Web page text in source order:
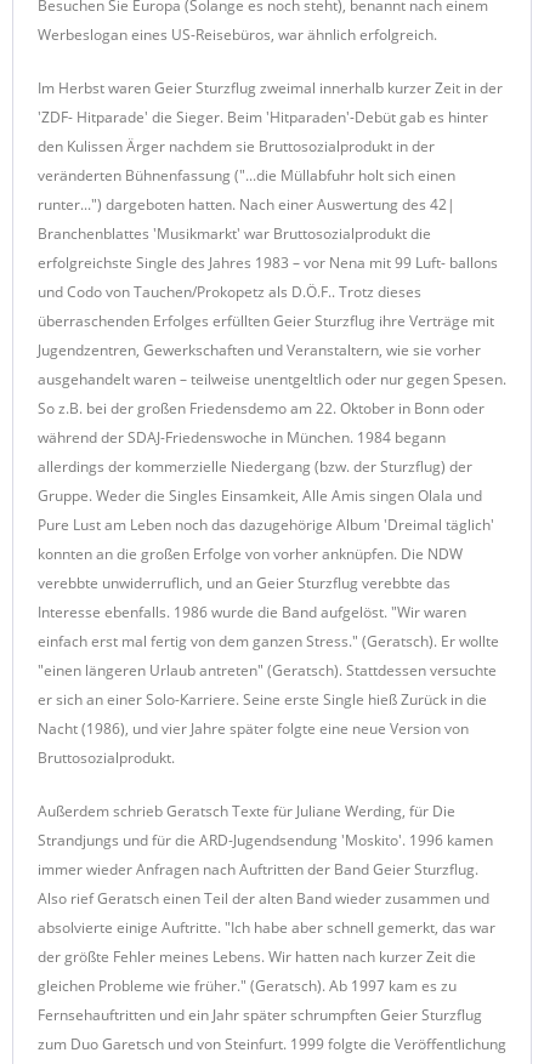
Besuchen Sie Europa (Solange es noch steht), benannt nach einem
Werbeslogan eines US-Reisebüros, war ähnlich erfolgreich.
Im Herbst waren Geier Sturzflug zweimal innerhalb kurzer Zeit in der
'ZDF- Hitparade' die Sieger. Beim 'Hitparaden'-Debüt gab es hinter
den Kulissen Ärger nachdem sie Bruttosozialprodukt in der
veränderten Bühnenfassung ("...die Müllabfuhr holt sich einen
runter...") dargeboten hatten. Nach einer Auswertung des 42|
Branchenblattes 'Musikmarkt' war Bruttosozialprodukt die
erfolgreichste Single des Jahres 1983 – vor Nena mit 99 Luft- ballons
und Codo von Tauchen/Prokopetz als D.Ö.F.. Trotz dieses
überraschenden Erfolges erfüllten Geier Sturzflug ihre Verträge mit
Jugendzentren, Gewerkschaften und Veranstaltern, wie sie vorher
ausgehandelt waren – teilweise unentgeltlich oder nur gegen Spesen.
So z.B. bei der großen Friedensdemo am 22. Oktober in Bonn oder
während der SDAJ-Friedenswoche in München. 1984 begann
allerdings der kommerzielle Niedergang (bzw. der Sturzflug) der
Gruppe. Weder die Singles Einsamkeit, Alle Amis singen Olala und
Pure Lust am Leben noch das dazugehörige Album 'Dreimal täglich'
konnten an die großen Erfolge von vorher anknüpfen. Die NDW
verebbte unwiderruflich, und an Geier Sturzflug verebbte das
Interesse ebenfalls. 1986 wurde die Band aufgelöst. "Wir waren
einfach erst mal fertig von dem ganzen Stress." (Geratsch). Er wollte
"einen längeren Urlaub antreten" (Geratsch). Stattdessen versuchte
er sich an einer Solo-Karriere. Seine erste Single hieß Zurück in die
Nacht (1986), und vier Jahre später folgte eine neue Version von
Bruttosozialprodukt.
Außerdem schrieb Geratsch Texte für Juliane Werding, für Die
Strandjungs und für die ARD-Jugendsendung 'Moskito'. 1996 kamen
immer wieder Anfragen nach Auftritten der Band Geier Sturzflug.
Also rief Geratsch einen Teil der alten Band wieder zusammen und
absolvierte einige Auftritte. "Ich habe aber schnell gemerkt, das war
der größte Fehler meines Lebens. Wir hatten nach kurzer Zeit die
gleichen Probleme wie früher." (Geratsch). Ab 1997 kam es zu
Fernsehauftritten und ein Jahr später schrumpften Geier Sturzflug
zum Duo Garetsch und von Steinfurt. 1999 folgte die Veröffentlichung